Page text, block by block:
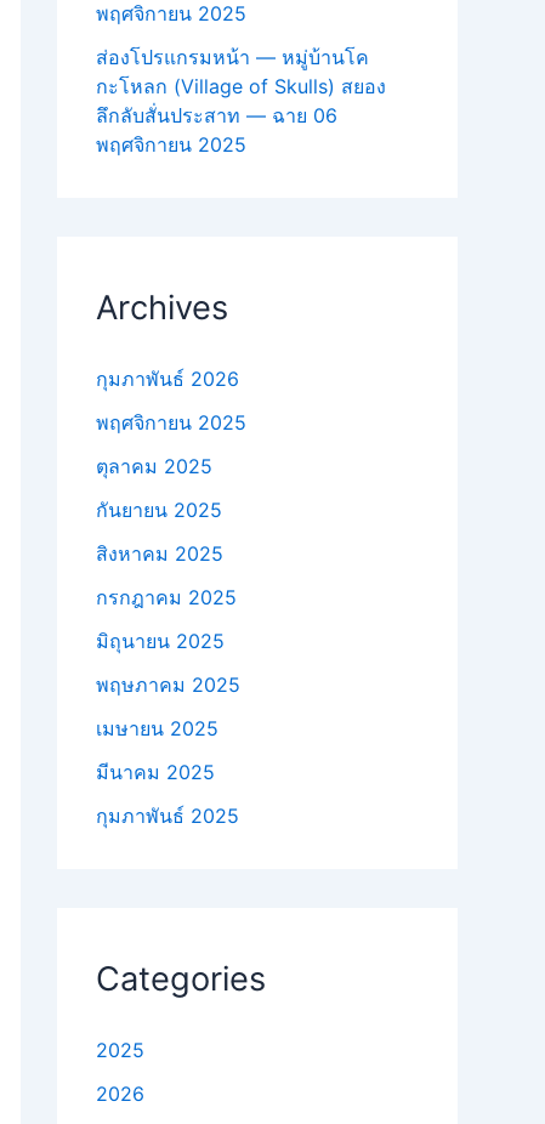
พฤศจิกายน 2025
ส่องโปรแกรมหน้า — หมู่บ้านโค
กะโหลก (Village of Skulls) สยอง
ลึกลับสั่นประสาท — ฉาย 06
พฤศจิกายน 2025
Archives
กุมภาพันธ์ 2026
พฤศจิกายน 2025
ตุลาคม 2025
กันยายน 2025
สิงหาคม 2025
กรกฎาคม 2025
มิถุนายน 2025
พฤษภาคม 2025
เมษายน 2025
มีนาคม 2025
กุมภาพันธ์ 2025
Categories
2025
2026